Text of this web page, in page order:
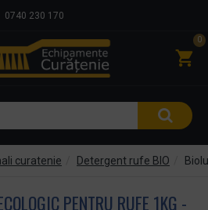
0740 230 170
0
curatenie Detergent rufe BIO
PENTRU RUFE 1KG -